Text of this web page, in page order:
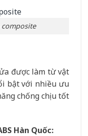
được làm từ vật
bật với nhiều ưu
chống chịu tốt
Hàn Quốc: